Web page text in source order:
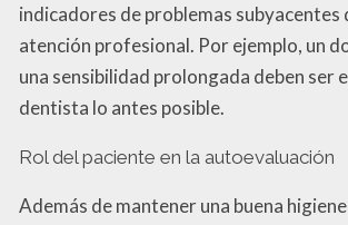
indicadores de problemas subyacentes
atención profesional. Por ejemplo, un
una sensibilidad prolongada deben ser
dentista lo antes posible.
Rol del paciente en la autoevaluación
Además de mantener una buena